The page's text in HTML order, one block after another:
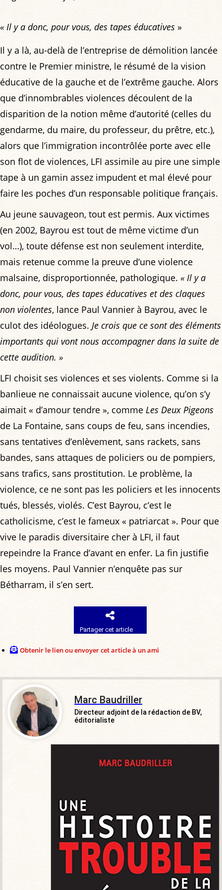
« Il y a donc, pour vous, des tapes éducatives »
Il y a là, au-delà de l’entreprise de démolition lancée
contre le Premier ministre, le résumé de la vision
éducative de la gauche et de l’extrême gauche. Alors
que d’innombrables violences découlent de la
disparition de la notion même d’autorité (celles du
gendarme, du maire, du professeur, du prêtre, etc.),
alors que l’immigration incontrôlée porte avec elle
son flot de violences, LFI assimile au pire une simple
tape à un gamin assez impudent et mal élevé pour
faire les poches d’un responsable politique français.
Au jeune sauvageon, tout est permis. Aux victimes
(en 2002, Bayrou est tout de même victime d’un
vol…), toute défense est non seulement interdite,
mais retenue comme la preuve d’une violence
malsaine, disproportionnée, pathologique. « Il y a
donc, pour vous, des tapes éducatives et des claques
non violentes, lance Paul Vannier à Bayrou, avec le
culot des idéologues. Je crois que ce sont des éléments
importants qui vont nous accompagner dans la suite de
cette audition. »
LFI choisit ses violences et ses violents. Comme si la
banlieue ne connaissait aucune violence, qu’on s’y
aimait « d’amour tendre », comme Les Deux Pigeons
de La Fontaine, sans coups de feu, sans incendies,
sans tentatives d’enlèvement, sans rackets, sans
bandes, sans attaques de policiers ou de pompiers,
sans trafics, sans prostitution. Le problème, la
violence, ce ne sont pas les policiers et les innocents
tués, blessés, violés. C’est Bayrou, c’est le
catholicisme, c’est le fameux « patriarcat ». Pour que
vive le paradis diversitaire cher à LFI, il faut
repeindre la France d’avant en enfer. La fin justifie
les moyens. Paul Vannier n’enquête pas sur
Bétharram, il s’en sert.
Partager cet article
Obtenir le lien ou envoyer cet article à un ami
Marc Baudriller
Directeur adjoint de la rédaction de BV,
éditorialiste